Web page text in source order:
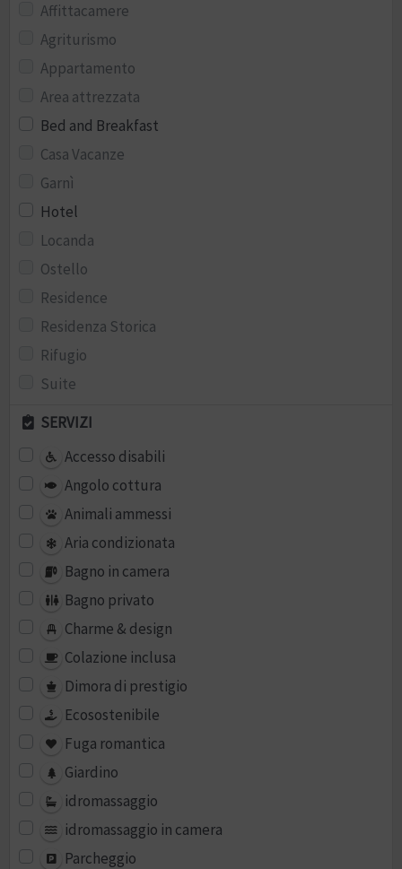
Affittacamere
Agriturismo
Appartamento
Area attrezzata
Bed and Breakfast
Casa Vacanze
Garnì
Hotel
Locanda
Ostello
Residence
Residenza Storica
Rifugio
Suite
SERVIZI
Accesso disabili
Angolo cottura
Animali ammessi
Aria condizionata
Bagno in camera
Bagno privato
Charme & design
Colazione inclusa
Dimora di prestigio
Ecosostenibile
Fuga romantica
Giardino
idromassaggio
idromassaggio in camera
Parcheggio